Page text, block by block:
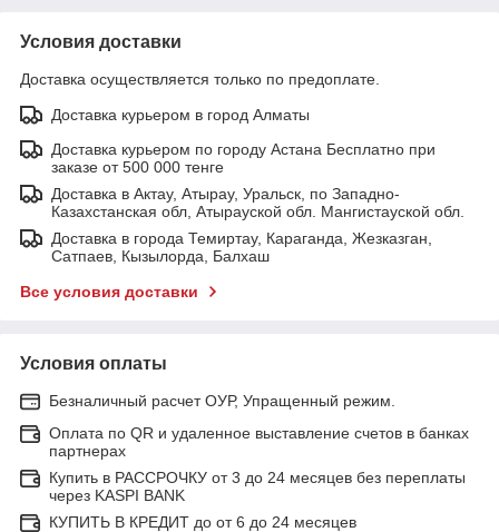
Условия доставки
Доставка осуществляется только по предоплате.
Доставка курьером в город Алматы
Доставка курьером по городу Астана Бесплатно при
заказе от 500 000 тенге
Доставка в Актау, Атырау, Уральск, по Западно-
Казахстанская обл, Атырауской обл. Мангистауской обл.
Доставка в города Темиртау, Караганда, Жезказган,
Сатпаев, Кызылорда, Балхаш
Все условия доставки
Условия оплаты
Безналичный расчет ОУР, Упращенный режим.
Оплата по QR и удаленное выставление счетов в банках
партнерах
Купить в РАССРОЧКУ от 3 до 24 месяцев без переплаты
через KASPI BANK
КУПИТЬ В КРЕДИТ до от 6 до 24 месяцев